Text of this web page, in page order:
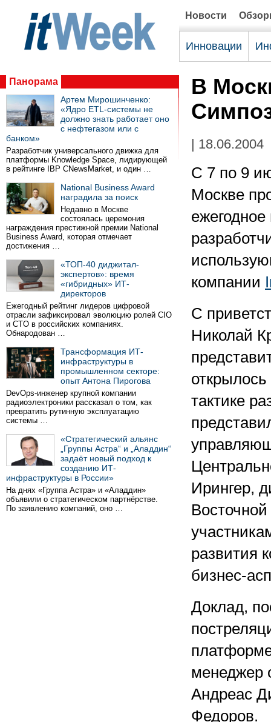
Новости
Инновации
Панорама
Артем Мирошинченко:
«Ядро ETL-системы не
должно знать работает оно
с нефтегазом или с
банком»
Разработчик универсального движка для
платформы Knowledge Space, лидирующей
в рейтинге IBP CNewsMarket, и один …
National Business Award
наградила за поиск
Недавно в Москве
состоялась церемония
награждения престижной премии National
Business Award, которая отмечает
достижения …
«ТОП-40 диджитал-
экспертов»: время
«гибридных» ИТ-
директоров
Ежегодный рейтинг лидеров цифровой
отрасли зафиксировал эволюцию ролей CIO
и CTO в российских компаниях.
Обнародован …
Трансформация ИТ-
инфраструктуры в
промышленном секторе:
опыт Антона Пирогова
DevOps-инженер крупной компании
радиоэлектроники рассказал о том, как
превратить рутинную эксплуатацию
системы …
«Стратегический альянс
„Группы Астра“ и „Аладдин“
задаёт новый подход к
созданию ИТ-
инфраструктуры в России»
На днях «Группа Астра» и «Аладдин»
объявили о стратегическом партнёрстве.
По заявлению компаний, оно …
В
| 18.06.2004
С 7 по 9
Москве
компании
С
Николай
тактике
Ирингер,
развития
бизнес-
Доклад,
менеджер
Андреас
Федоров.